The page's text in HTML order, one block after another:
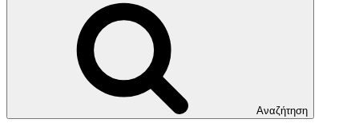
Αναζήτηση